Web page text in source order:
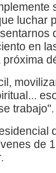
luchar
en
trabajo".
de